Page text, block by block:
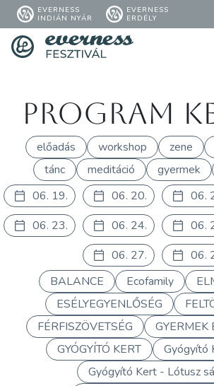
EVERNESS
INDIÁN NYÁR
EVERNESS
ERDÉLY
Program
előadás workshop zene
tánc
meditáció gyermek
06. 19.
06. 20. 06.
06. 23.
06. 24. 06.
06. 27.
06.
BALANCE
Ecofamily
ESÉLYEGYENLŐSÉG
FÉRFISZÖVETSÉG
GYERMEK
GYÓGYÍTÓ KERT
Gyógyító
Gyógyító Kert - Lótusz